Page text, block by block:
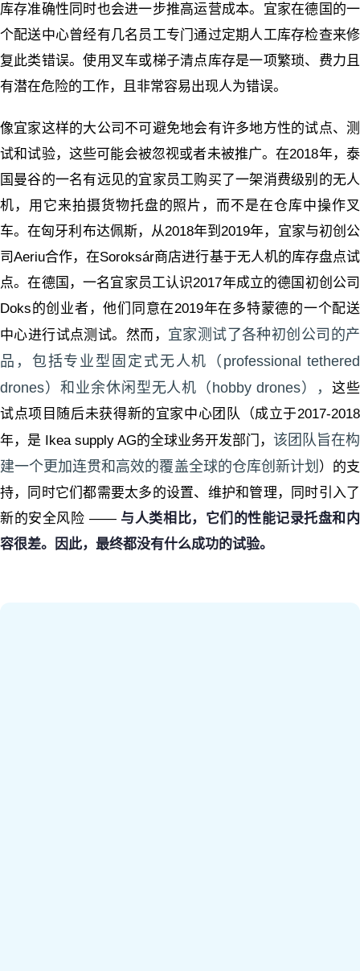
库存准确性同时也会进一步推高运营成本。宜家在德国的一
个配送中心曾经有几名员工专门通过定期人工库存检查来修
复此类错误。使用叉车或梯子清点库存是一项繁琐、费力且
有潜在危险的工作，且非常容易出现人为错误。
像宜家这样的大公司不可避免地会有许多地方性的试点、测
试和试验，这些可能会被忽视或者未被推广。在2018年，泰
国曼谷的一名有远见的宜家员工购买了一架消费级别的无人
机，用它来拍摄货物托盘的照片，而不是在仓库中操作叉
车。在匈牙利布达佩斯，从2018年到2019年，宜家与初创公
司Aeriu合作，在Soroksár商店进行基于无人机的库存盘点试
点。在德国，一名宜家员工认识2017年成立的德国初创公司
Doks的创业者，他们同意在2019年在多特蒙德的一个配送
中心进行试点测试。然而， 宜家测试了各种初创公司的产
品，包括专业型固定式无人机（professional tethered
drones）和业余休闲型无人机（hobby drones），这些
试点项目随后未获得新的宜家中心团队（成立于2017-2018
年，是 Ikea supply AG的全球业务开发部门， 该团队旨在构
建一个更加连贯和高效的覆盖全球的仓库创新计划 ）的支
持，同时它们都需要太多的设置、维护和管理，同时引入了
新的安全风险 —— 与人类相比，它们的性能记录托盘和内
容很差。因此，最终都没有什么成功的试验。